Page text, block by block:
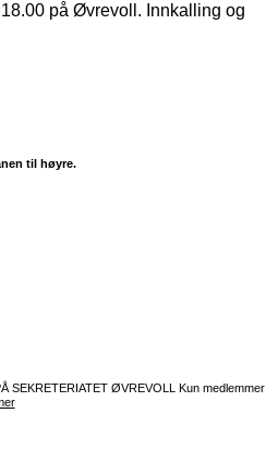
på Øvrevoll. Innkalling og
til høyre.
SEKRETERIATET ØVREVOLL Kun medlemmer